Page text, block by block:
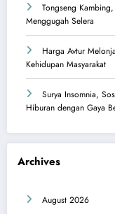
Tongseng
Menggugah Selera
Harga Avtur
Kehidupan Masyarakat
Surya Insomnia,
Hiburan dengan Gaya
Archives
August 2026